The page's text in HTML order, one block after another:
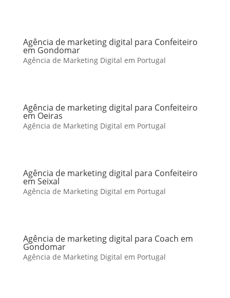
Agência de marketing digital para Confeiteiro
em Gondomar
Agência de Marketing Digital em Portugal
Agência de marketing digital para Confeiteiro
em Oeiras
Agência de Marketing Digital em Portugal
Agência de marketing digital para Confeiteiro
em Seixal
Agência de Marketing Digital em Portugal
Agência de marketing digital para Coach em
Gondomar
Agência de Marketing Digital em Portugal